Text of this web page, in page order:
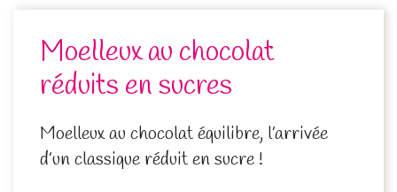
Moelleux au chocolat
réduits en sucres
Moelleux au chocolat équilibre, l’arrivée
d’un classique réduit en sucre !